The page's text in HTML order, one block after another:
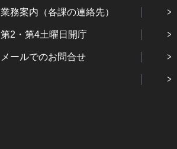
業務案内（各課の連絡先）
第2・第4土曜日開庁
メールでのお問合せ